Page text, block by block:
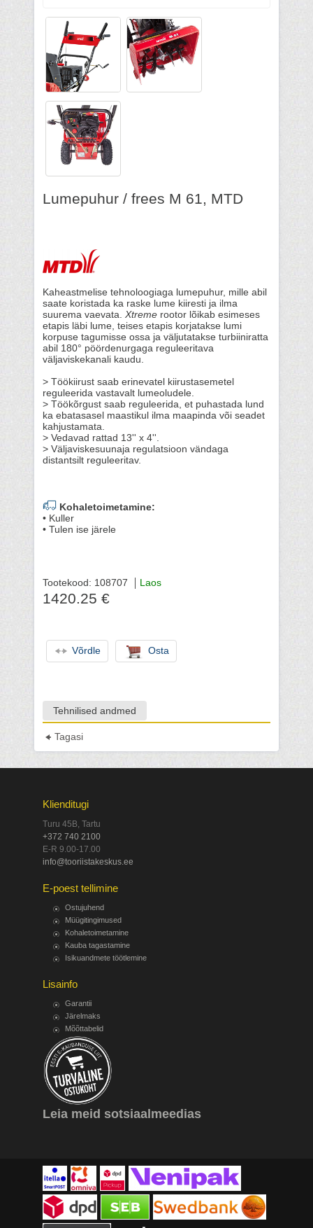
Lumepuhur / frees M 61, MTD
Kaheastmelise tehnoloogiaga lumepuhur, mille abil
saate koristada ka raske lume kiiresti ja ilma
suurema vaevata. Xtreme rootor lõikab esimeses
etapis läbi lume, teises etapis korjatakse lumi
korpuse tagumisse ossa ja väljutatakse turbiiniratta
abil 180° pöördenurgaga reguleeritava
väljaviskekanali kaudu.
> Töökiirust saab erinevatel kiirustasemetel
reguleerida vastavalt lumeoludele.
> Töökõrgust saab reguleerida, et puhastada lund
ka ebatasasel maastikul ilma maapinda või seadet
kahjustamata.
> Vedavad rattad 13'' x 4''.
> Väljaviskesuunaja regulatsioon vändaga
distantsilt reguleeritav.
Kohaletoimetamine:
• Kuller
• Tulen ise järele
Tootekood: 108707 Laos
1420.25 €
Võrdle Osta
Tehnilised andmed
Tagasi
Klienditugi
Turu 45B, Tartu
+372 740 2100
E-R 9.00-17.00
info@tooriistakeskus.ee
E-poest tellimine
Ostujuhend
Müügitingimused
Kohaletoimetamine
Kauba tagastamine
Isikuandmete töötlemine
Lisainfo
Garantii
Järelmaks
Mõõttabelid
Leia meid sotsiaalmeedias